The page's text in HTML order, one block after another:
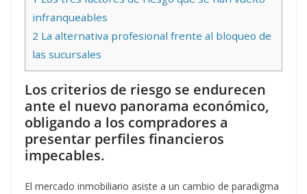
infranqueables
2 La alternativa profesional frente al bloqueo de
las sucursales
Los criterios de riesgo se endurecen
ante el nuevo panorama económico,
obligando a los compradores a
presentar perfiles financieros
impecables.
El mercado inmobiliario asiste a un cambio de paradigma